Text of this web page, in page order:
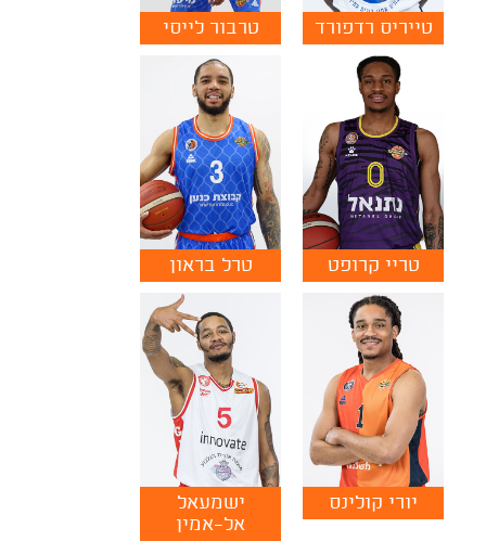
טייריס רדפורד טרבור לייסי
טריי קרופט טרל בראון
יורי קולינס
ישמעאל
אל-אמין